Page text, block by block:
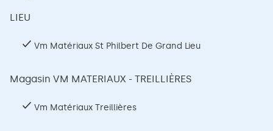
LIEU
Vm Matériaux St Philbert De Grand Lieu
Magasin VM MATERIAUX - TREILLIÈRES
Vm Matériaux Treillières